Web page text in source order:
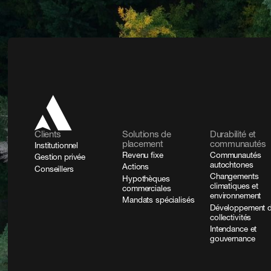
Clients
Institutionnel
Gestion privée
Conseillers
Solutions de
placement
Revenu fixe
Actions
Hypothèques
commerciales
Mandats spécialisés
Durabilité et
communautés
Communautés
autochtones
Changements
climatiques et
environnement
Développement
collectivités
Intendance et
gouvernance